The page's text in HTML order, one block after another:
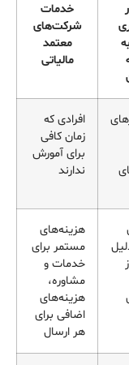
خدمات
شرکت‌های
معتمد
مالیاتی
افرادی که
زمان کافی
برای آمورش
ندارند
هزینه‌های
مستمر برای
خدمات و
مشاوره،
هزینه‌های
اضافی برای
هر ارسال